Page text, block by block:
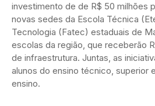
investimento de de R$ 50 milhões
novas sedes da Escola Técnica
Tecnologia (Fatec) estaduais de
escolas da região, que receberão
de infraestrutura. Juntas, as
alunos do ensino técnico, superior
ensino.